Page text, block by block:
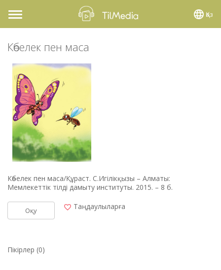
Toggle
navigation
Қаз
Көбелек пен маса
Көбелек пен маса/Құраст. С.Игілікқызы – Алматы:
Мемлекеттік тілді дамыту институты. 2015. – 8 б.
Оқу Таңдаулыларға
Пікірлер (0)